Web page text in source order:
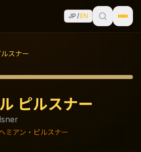
JP /EN
スナー
ピルスナー
ミアン・ピルスナー